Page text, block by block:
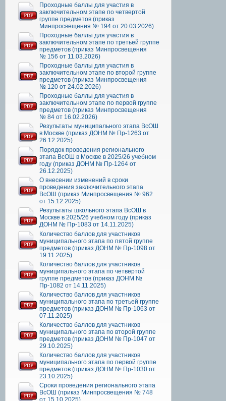
Проходные баллы для участия в
заключительном этапе по четвертой
группе предметов (приказ
Минпросвещения № 194 от 20.03.2026)
Проходные баллы для участия в
заключительном этапе по третьей группе
предметов (приказ Минпросвещения
№ 156 от 11.03.2026)
Проходные баллы для участия в
заключительном этапе по второй группе
предметов (приказ Минпросвещения
№ 120 от 24.02.2026)
Проходные баллы для участия в
заключительном этапе по первой группе
предметов (приказ Минпросвещения
№ 84 от 16.02.2026)
Результаты муниципального этапа ВсОШ
в Москве (приказ ДОНМ № Пр-1263 от
26.12.2025)
Порядок проведения регионального
этапа ВсОШ в Москве в 2025/26 учебном
году (приказ ДОНМ № Пр-1264 от
26.12.2025)
О внесении изменений в сроки
проведения заключительного этапа
ВсОШ (приказ Минпросвещения № 962
от 15.12.2025)
Результаты школьного этапа ВсОШ в
Москве в 2025/26 учебном году (приказ
ДОНМ № Пр-1083 от 14.11.2025)
Количество баллов для участников
муниципального этапа по пятой группе
предметов (приказ ДОНМ № Пр-1098 от
19.11.2025)
Количество баллов для участников
муниципального этапа по четвертой
группе предметов (приказ ДОНМ №
Пр-1082 от 14.11.2025)
Количество баллов для участников
муниципального этапа по третьей группе
предметов (приказ ДОНМ № Пр-1063 от
07.11.2025)
Количество баллов для участников
муниципального этапа по второй группе
предметов (приказ ДОНМ № Пр-1047 от
29.10.2025)
Количество баллов для участников
муниципального этапа по первой группе
предметов (приказ ДОНМ № Пр-1030 от
23.10.2025)
Сроки проведения регионального этапа
ВсОШ (приказ Минпросвещения № 748
от 15.10.2025)